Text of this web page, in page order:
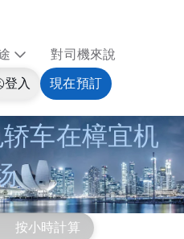
對司機來說
登入 現在預訂
车在樟宜机
按小時計算